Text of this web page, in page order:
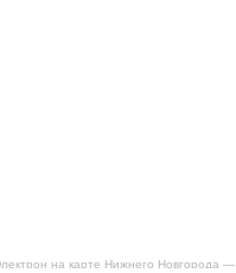
на карте Нижнего Новгорода